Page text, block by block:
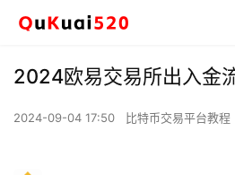
2024欧易交易所出入金
2024-09-04 17:50 比特币交易平台教程